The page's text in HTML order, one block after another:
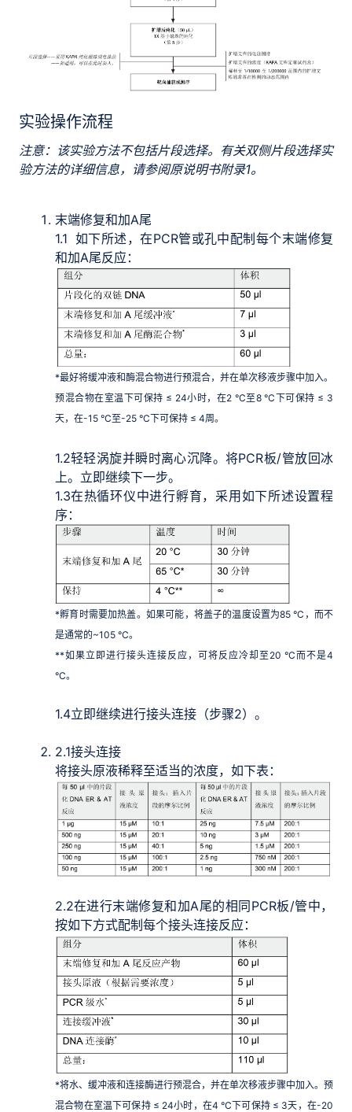
实验操作流程
注意：该实验方法不包括片段选择。有关双侧片段选择实
验方法的详细信息，请参阅原说明书附录1。
末端修复和加A尾
1.1 如下所述，在PCR管或孔中配制每个末端修复
和加A尾反应：
*最好将缓冲液和酶混合物进行预混合，并在单次移液步骤中加入。
预混合物在室温下可保持 ≤ 24小时，在2 °C至8 °C下可保持 ≤ 3
天，在-15 °C至-25 °C下可保持 ≤ 4周。
1.2轻轻涡旋并瞬时离心沉降。将PCR板/管放回冰
上。立即继续下一步。
1.3在热循环仪中进行孵育，采用如下所述设置程
序：
*孵育时需要加热盖。如果可能，将盖子的温度设置为85 °C，而不
是通常的~105 °C。
**如果立即进行接头连接反应，可将反应冷却至20 °C而不是4
°C。
1.4立即继续进行接头连接（步骤2）。
接头连接
2.1
将接头原液稀释至适当的浓度，如下表：
2.2在进行末端修复和加A尾的相同PCR板/管中，
按如下方式配制每个接头连接反应：
*将水、缓冲液和连接酶进行预混合，并在单次移液步骤中加入。预
混合物在室温下可保持 ≤ 24小时，在4 °C下可保持 ≤ 3天，在-20